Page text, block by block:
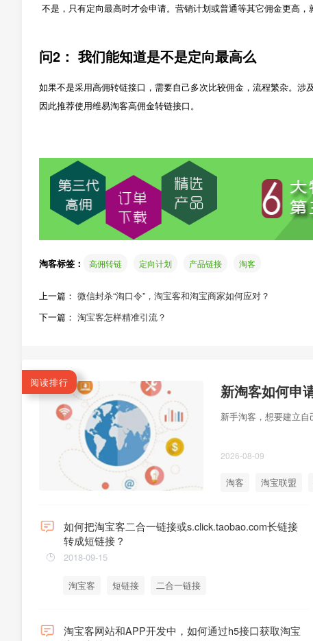
不是，只有定向最高时才会申请。营销计划或普通等其它佣金更高，
问2： 我们能知道是不是定向最高么
如果不是采用高佣转链接口，需要自己多次比较佣金，流程繁杂。涉
因此推荐使用维易淘客高佣金转链接口。
淘客标签： 高佣转链 定向计划 产品链接 淘客
上一篇： 微信封杀“淘口令”，淘宝客和淘宝商家如何应对？
下一篇： 淘宝客怎样精准引流？
阅读排行
新手淘客，想要建立
2026-08-09
淘客 淘宝联盟
如何把淘宝客二合一链接或s.click.taobao.com长链接
转成短链接？
2018-09-15
淘宝客 短链接 二合一链接
淘宝客网站和APP开发中，如何通过h5接口获取淘宝